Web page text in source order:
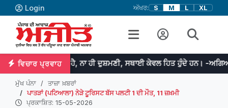
Login ਅੱਖਰ: S M L XL
ਵਿਚਾਰ ਪ੍ਰਵਾਹ
ਹੁੰਦੀ ਹੈ, ਨਾ ਹੀ ਦੁਸ਼ਮਣੀ, ਸਥਾਈ ਕੇਵਲ ਹਿਤ ਹੁੰਦੇ ਹਨ। -ਅਗਿਆਤ
ਮੁੱਖ ਪੰਨਾ
ਤਾਜ਼ਾ ਖ਼ਬਰਾਂ
ਪਾਤੜਾਂ (ਪਟਿਆਲਾ) ਨੇੜੇ ਟੂਰਿਸਟ ਬੱਸ ਪਲਟੀ 1 ਦੀ ਮੌਤ, 11 ਜ਼ਖ਼ਮੀ
ਪ੍ਰਕਾਸ਼ਿਤ: 15-05-2026